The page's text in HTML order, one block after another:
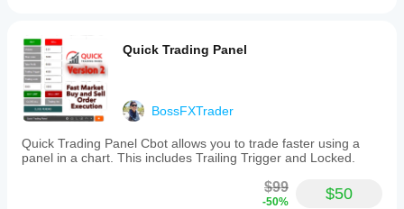
Quick Trading Panel
BossFXTrader
Quick Trading Panel Cbot allows you to trade faster using a
panel in a chart. This includes Trailing Trigger and Locked.
$99
-50% $50